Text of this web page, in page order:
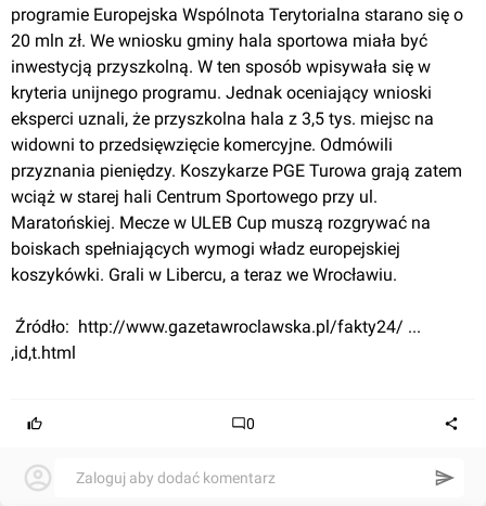
programie Europejska Wspólnota Terytorialna starano się o
20 mln zł. We wniosku gminy hala sportowa miała być
inwestycją przyszkolną. W ten sposób wpisywała się w
kryteria unijnego programu. Jednak oceniający wnioski
eksperci uznali, że przyszkolna hala z 3,5 tys. miejsc na
widowni to przedsięwzięcie komercyjne. Odmówili
przyznania pieniędzy. Koszykarze PGE Turowa grają zatem
wciąż w starej hali Centrum Sportowego przy ul.
Maratońskiej. Mecze w ULEB Cup muszą rozgrywać na
boiskach spełniających wymogi władz europejskiej
koszykówki. Grali w Libercu, a teraz we Wrocławiu.
Źródło: http://www.gazetawroclawska.pl/fakty24/ ...
,id,t.html
0
Zaloguj aby dodać komentarz